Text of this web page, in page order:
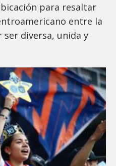
para resaltar
entre la
diversa, unida y